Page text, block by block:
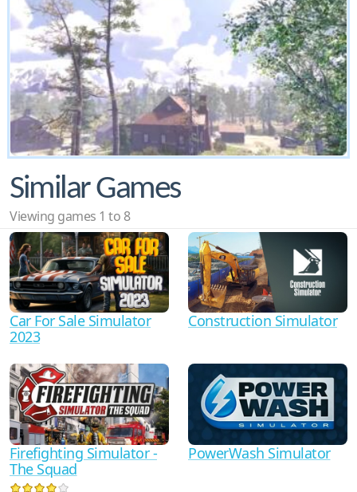
Similar Games
Viewing games 1 to 8
Car For Sale Simulator
2023
Construction Simulator
Firefighting Simulator -
The Squad
PowerWash Simulator